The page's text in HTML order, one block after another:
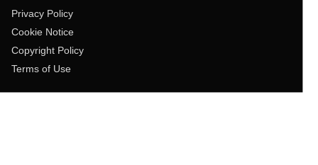
Privacy Policy
Cookie Notice
Copyright Policy
Terms of Use